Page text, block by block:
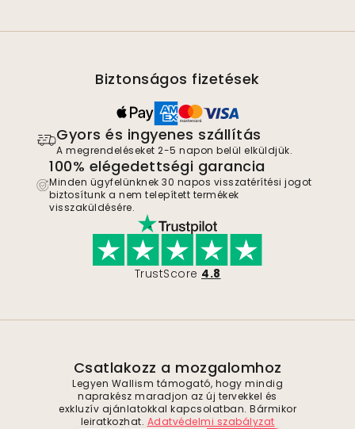
Biztonságos fizetések
Gyors és ingyenes szállítás
A megrendeléseket 2-5 napon belül elküldjük.
100% elégedettségi garancia
Minden ügyfelünknek 30 napos visszatérítési jogot
biztosítunk a nem telepített termékek
visszaküldésére.
TrustScore 4.8
Csatlakozz a mozgalomhoz
Legyen Wallism támogató, hogy mindig
naprakész maradjon az új tervekkel és
exkluzív ajánlatokkal kapcsolatban. Bármikor
leiratkozhat. Adatvédelmi szabályzat